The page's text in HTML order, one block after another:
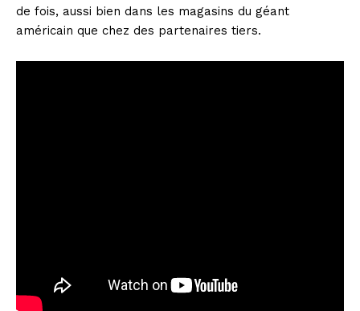
de fois, aussi bien dans les magasins du géant
américain que chez des partenaires tiers.